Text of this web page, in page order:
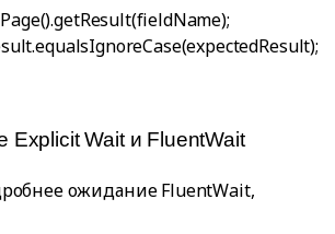
Explicit Wait и FluentWait
ожидание FluentWait,